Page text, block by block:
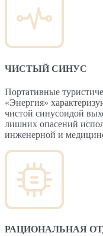
ЧИСТЫЙ СИНУС
Портативные
«Энергия»
чистой синусоидой
лишних опасений
инженерной и
РАЦИОНАЛЬНАЯ